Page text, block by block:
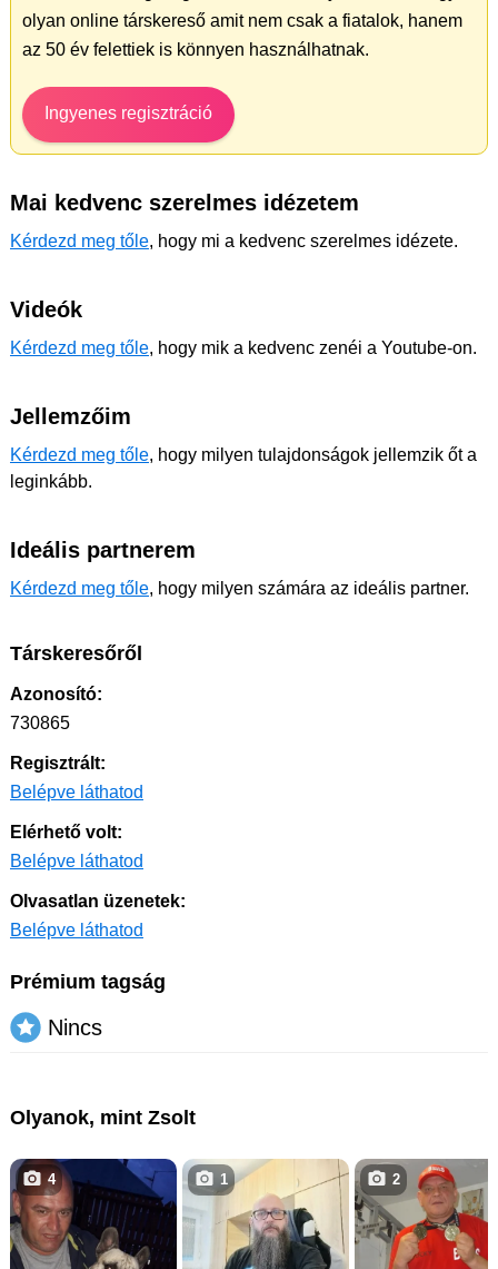
olyan online társkereső amit nem csak a fiatalok, hanem
az 50 év felettiek is könnyen használhatnak.
Ingyenes regisztráció
Mai kedvenc szerelmes idézetem
Kérdezd meg tőle, hogy mi a kedvenc szerelmes idézete.
Videók
Kérdezd meg tőle, hogy mik a kedvenc zenéi a Youtube-on.
Jellemzőim
Kérdezd meg tőle, hogy milyen tulajdonságok jellemzik őt a
leginkább.
Ideális partnerem
Kérdezd meg tőle, hogy milyen számára az ideális partner.
Társkeresőről
Azonosító:
730865
Regisztrált:
Belépve láthatod
Elérhető volt:
Belépve láthatod
Olvasatlan üzenetek:
Belépve láthatod
Prémium tagság
Nincs
Olyanok, mint Zsolt
4 1 2